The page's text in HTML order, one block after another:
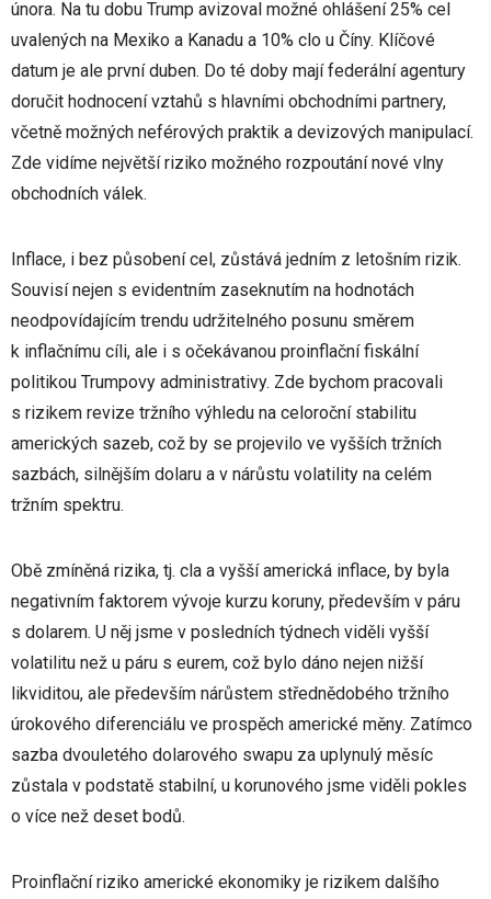
února. Na tu dobu Trump avizoval možné ohlášení 25% cel
uvalených na Mexiko a Kanadu a 10% clo u Číny. Klíčové
datum je ale první duben. Do té doby mají federální agentury
doručit hodnocení vztahů s hlavními obchodními partnery,
včetně možných neférových praktik a devizových manipulací.
Zde vidíme největší riziko možného rozpoutání nové vlny
obchodních válek.
Inflace, i bez působení cel, zůstává jedním z letošním rizik.
Souvisí nejen s evidentním zaseknutím na hodnotách
neodpovídajícím trendu udržitelného posunu směrem
k inflačnímu cíli, ale i s očekávanou proinflační fiskální
politikou Trumpovy administrativy. Zde bychom pracovali
s rizikem revize tržního výhledu na celoroční stabilitu
amerických sazeb, což by se projevilo ve vyšších tržních
sazbách, silnějším dolaru a v nárůstu volatility na celém
tržním spektru.
Obě zmíněná rizika, tj. cla a vyšší americká inflace, by byla
negativním faktorem vývoje kurzu koruny, především v páru
s dolarem. U něj jsme v posledních týdnech viděli vyšší
volatilitu než u páru s eurem, což bylo dáno nejen nižší
likviditou, ale především nárůstem střednědobého tržního
úrokového diferenciálu ve prospěch americké měny. Zatímco
sazba dvouletého dolarového swapu za uplynulý měsíc
zůstala v podstatě stabilní, u korunového jsme viděli pokles
o více než deset bodů.
Proinflační riziko americké ekonomiky je rizikem dalšího